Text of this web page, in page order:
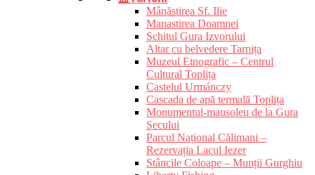
Mânăstirea Sf. Ilie
Manastirea Doamnei
Schitul Gura Izvorului
Altar cu belvedere Tarnița
Muzeul Etnografic – Centrul
Cultural Toplița
Castelul Urmánczy
Cascada de apă termală Toplița
Monumentul-mausoleu de la Gura
Secului
Parcul Național Călimani –
Rezervația Lacul Iezer
Stâncile Coloape – Munții Gurghiu